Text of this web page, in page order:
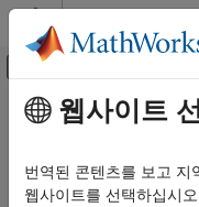
콘텐츠로 바로 가기
오프캔버스
문서 홈
Stateflow
주요 콘텐츠
sfroot
Stateflow 계층 구조의
웹사이트
번역된 콘텐츠를 보고 지
웹사이트를 선택하십시